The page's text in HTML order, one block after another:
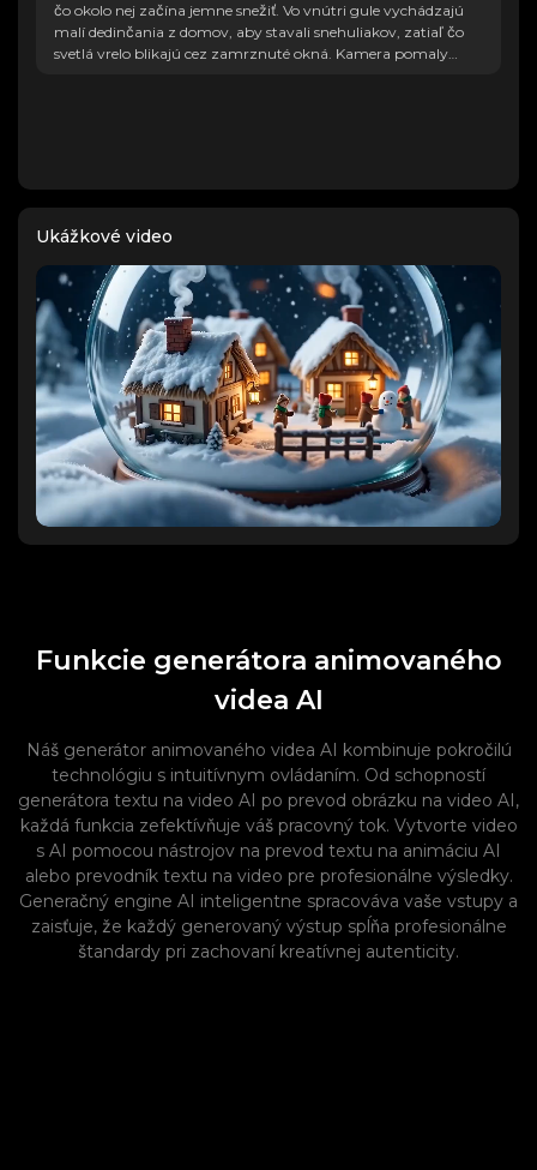
čo okolo nej začína jemne snežiť. Vo vnútri gule vychádzajú
malí dedinčania z domov, aby stavali snehuliakov, zatiaľ čo
svetlá vrelo blikajú cez zamrznuté okná. Kamera pomaly
Ukážkové video
Funkcie generátora animovaného
videa AI
Náš generátor animovaného videa AI kombinuje pokročilú
technológiu s intuitívnym ovládaním. Od schopností
generátora textu na video AI po prevod obrázku na video AI,
každá funkcia zefektívňuje váš pracovný tok. Vytvorte video
s AI pomocou nástrojov na prevod textu na animáciu AI
alebo prevodník textu na video pre profesionálne výsledky.
Generačný engine AI inteligentne spracováva vaše vstupy a
zaisťuje, že každý generovaný výstup spĺňa profesionálne
štandardy pri zachovaní kreatívnej autenticity.